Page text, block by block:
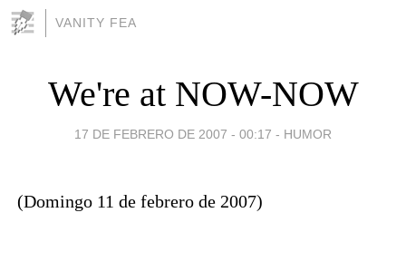
VANITY FEA
We're at NOW-NOW
17 DE FEBRERO DE 2007 - 00:17 - HUMOR
(Domingo 11 de febrero de 2007)